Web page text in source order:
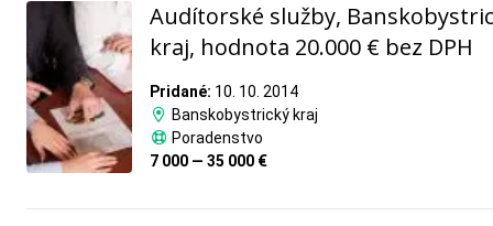
Audítorské služby,
kraj, hodnota 20.000 € bez DPH
Pridané: 10. 10. 2014
Banskobystrický kraj
Poradenstvo
7 000 — 35 000 €